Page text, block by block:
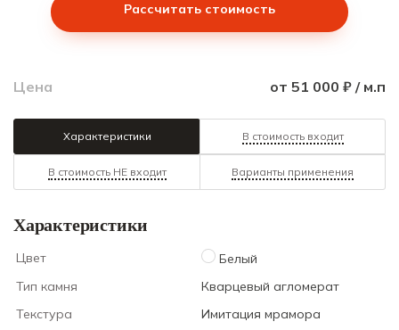
Рассчитать стоимость
Цена от 51 000 ₽ / м.п
Характеристики В стоимость входит
В стоимость НЕ входит Варианты применения
Характеристики
Цвет
Белый
Тип камня
Кварцевый агломерат
Текстура
Имитация мрамора